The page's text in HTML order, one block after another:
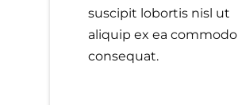
suscipit lobortis nisl ut
aliquip ex ea commodo
consequat.